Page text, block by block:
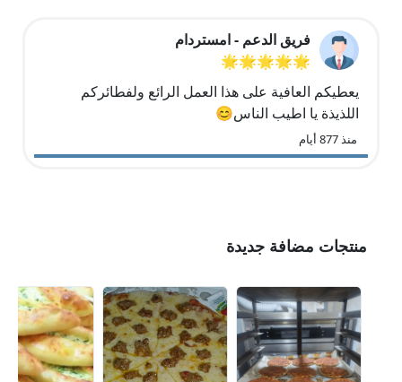
فريق الدعم - امستردام
🌟🌟🌟🌟🌟
يعطيكم العافية على هذا العمل الرائع ولفطائركم
اللذيذة يا اطيب الناس😊
منذ 877 أيام
منتجات مضافة جديدة